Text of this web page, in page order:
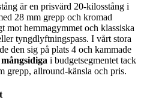
är en prisvärd 20-kilosstång i
28 mm grepp och kromad
hemmagymmet och klassiska
tyngdlyftningspass. I vårt stora
den sig på plats 4 och kammade
i budgetsegmentet tack
grepp, allround-känsla och pris.